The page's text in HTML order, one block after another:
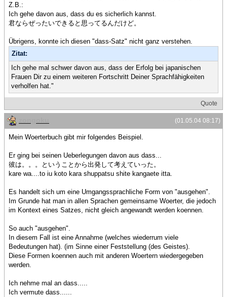
Z.B.:
Ich gehe davon aus, dass du es sicherlich kannst.
君ならぜったいできると思ってるんだけど。
Übrigens, konnte ich diesen "dass-Satz" nicht ganz verstehen.
Zitat:
Ich gehe mal schwer davon aus, dass der Erfolg bei japanischen
Frauen Dir zu einem weiteren Fortschritt Deiner Sprachfähigkeiten
verholfen hat."
Quote
(01.05.04 08:17)
Mein Woerterbuch gibt mir folgendes Beispiel.
Er ging bei seinen Ueberlegungen davon aus dass...
彼は。。。ということから出発して考えていった。
kare wa....to iu koto kara shuppatsu shite kangaete itta.
Es handelt sich um eine Umgangssprachliche Form von "ausgehen".
Im Grunde hat man in allen Sprachen gemeinsame Woerter, die jedoch
im Kontext eines Satzes, nicht gleich angewandt werden koennen.
So auch "ausgehen".
In diesem Fall ist eine Annahme (welches wiederrum viele
Bedeutungen hat). (im Sinne einer Feststellung (des Geistes).
Diese Formen koennen auch mit anderen Woertern wiedergegeben
werden.
Ich nehme mal an dass.....
Ich vermute dass......